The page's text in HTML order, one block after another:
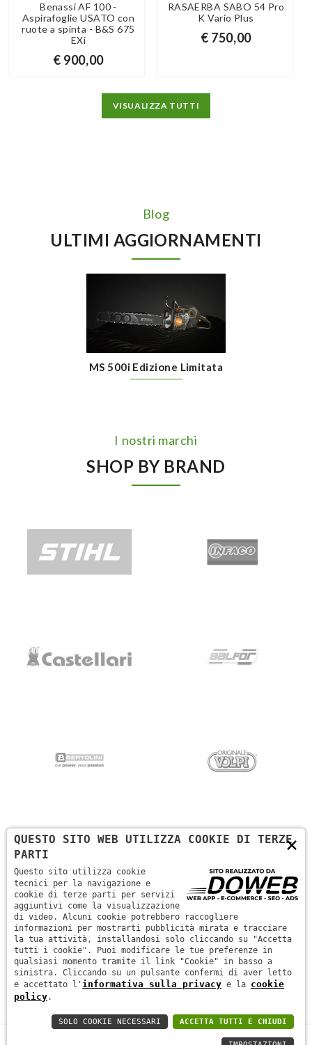
Benassi AF 100 -
Aspirafoglie USATO con
ruote a spinta - B&S 675
EXi
€ 900,00
RASAERBA SABO 54 Pro
K Vario Plus
€ 750,00
VISUALIZZA TUTTI
Blog
ULTIMI AGGIORNAMENTI
MS 500i Edizione Limitata
I nostri marchi
SHOP BY BRAND
×
QUESTO SITO WEB UTILIZZA COOKIE DI TERZE
PARTI
Questo sito utilizza cookie
tecnici per la navigazione e
cookie di terze parti per servizi
aggiuntivi come la visualizzazione
di video. Alcuni cookie potrebbero raccogliere
informazioni per mostrarti pubblicità mirata e tracciare
la tua attività, installandosi solo cliccando su "Accetta
tutti i cookie". Puoi modificare le tue preferenze in
qualsiasi momento tramite il link "Cookie" in basso a
sinistra. Cliccando su un pulsante confermi di aver letto
e accettato l' informativa sulla privacy e la cookie
policy.
ACCETTA TUTTI E CHIUDI
SOLO COOKIE NECESSARI